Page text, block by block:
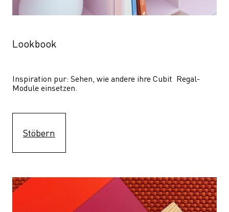
Lookbook
Inspiration pur: Sehen, wie andere ihre Cubit  Regal-
Module einsetzen.
Stöbern